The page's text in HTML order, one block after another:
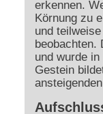
erkennen.
Körnung zu
und
beobachten.
und wurde
Gestein